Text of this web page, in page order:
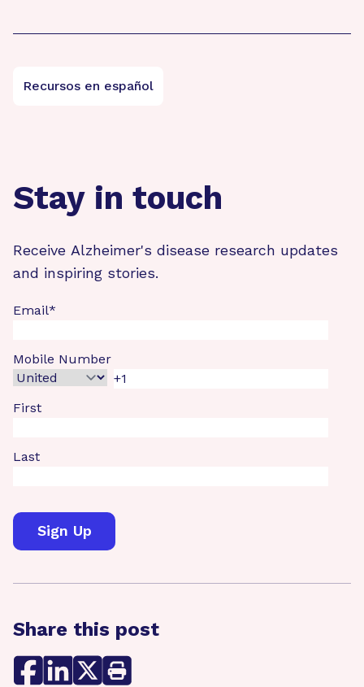
Recursos en español
Stay in touch
Receive Alzheimer's disease research updates
and inspiring stories.
Email*
Mobile Number
First
Last
Share this post